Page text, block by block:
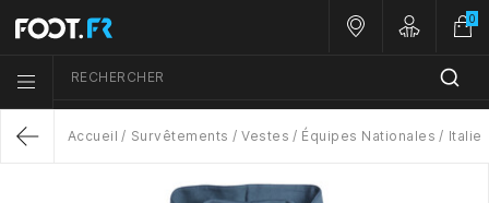
Menu list icon
RECHERCHER
Nos magasins
Customer
0
Accueil Survêtements Vestes Équipes Nationales Italie